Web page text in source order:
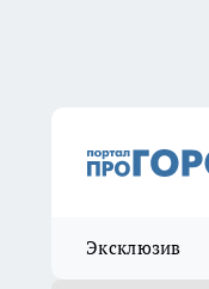
Эксклюзив